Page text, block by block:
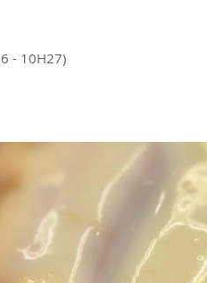
- 10H27)